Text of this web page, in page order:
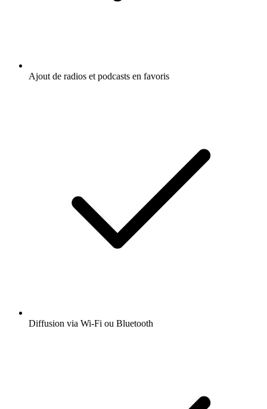
Ajout de radios et podcasts en favoris
Diffusion via Wi-Fi ou Bluetooth